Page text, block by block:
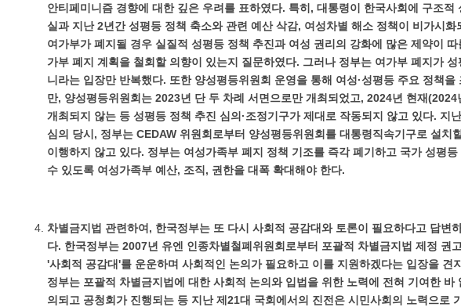
안티페미니즘 경향에 대한 깊은 우려를 표하였다. 특히, 대통령이 한국사회에 구조적
실과 지난 2년간 성평등 정책 축소와 관련 예산 삭감, 여성차별 해소 정책이 비가시화
여가부가 폐지될 경우 실질적 성평등 정책 추진과 여성 권리의 강화에 많은 제약이
가부 폐지 계획을 철회할 의향이 있는지 질문하였다. 그러나 정부는 여가부 폐지가
니라는 입장만 반복했다. 또한 양성평등위원회 운영을 통해 여성·성평등 주요 정책
만, 양성평등위원회는 2023년 단 두 차례 서면으로만 개최되었고, 2024년 현재
개최되지 않는 등 성평등 정책 추진 심의·조정기구가 제대로 작동되지 않고 있다. 지
심의 당시, 정부는 CEDAW 위원회로부터 양성평등위원회를 대통령직속기구로 설치
이행하지 않고 있다. 정부는 여성가족부 폐지 정책 기조를 즉각 폐기하고 국가 성평
수 있도록 여성가족부 예산, 조직, 권한을 대폭 확대해야 한다.
차별금지법 관련하여, 한국정부는 또 다시 사회적 공감대와 토론이 필요하다고 답변
다. 한국정부는 2007년 유엔 인종차별철폐위원회로부터 포괄적 차별금지법 제정 권
'사회적 공감대'를 운운하며 사회적인 논의가 필요하고 이를 지원하겠다는 입장을 견
정부는 포괄적 차별금지법에 대한 사회적 논의와 입법을 위한 노력에 전혀 기여한 바
의되고 공청회가 진행되는 등 지난 제21대 국회에서의 진전은 시민사회의 노력으로